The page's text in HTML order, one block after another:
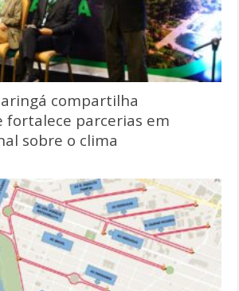
compartilha
fortalece parcerias em
sobre o clima